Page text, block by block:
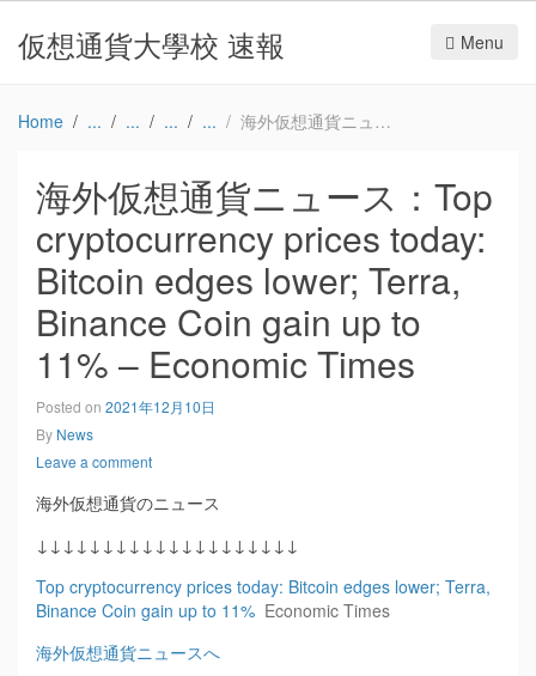
仮想通貨大學校 速報 Menu
Home 海外仮想通貨ニュース：Top cryptocurrency prices today: Bitcoin edges lower; Terra, Binance Coin gain up to 11% – Economic Times
海外仮想通貨ニュース：Top
cryptocurrency prices today:
Bitcoin edges lower; Terra,
Binance Coin gain up to
11% – Economic Times
Posted on 2021年12月10日
By News
Leave a comment
海外仮想通貨のニュース
↓↓↓↓↓↓↓↓↓↓↓↓↓↓↓↓↓↓↓↓
Top cryptocurrency prices today: Bitcoin edges lower; Terra,
Binance Coin gain up to 11% Economic Times
海外仮想通貨ニュースへ